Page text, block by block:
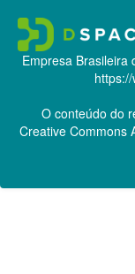
Empresa Brasileira
O conteúdo do
Creative Commons